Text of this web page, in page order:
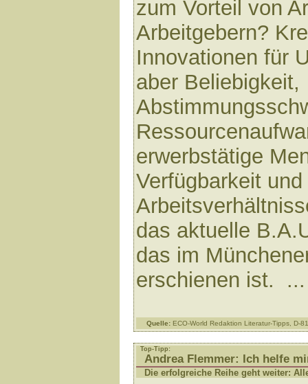
zum Vorteil von
Arbeitgebern?
Innovationen für
aber Beliebigkeit,
erwerbstätige
Verfügbarkeit
das aktuelle
das im
erschienen ist.
Quelle: ECO-World Redaktion Literatur-Tipps, D-
Top-Tipp:
Andrea Flemmer: Ich helfe
Die erfolgreiche Reihe geht weiter: